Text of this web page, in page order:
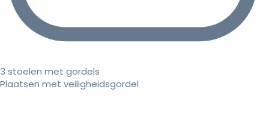
3 stoelen met gordels
Plaatsen met veiligheidsgordel